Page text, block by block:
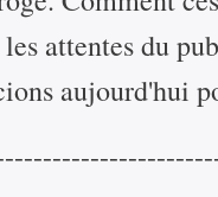
attentes du
aujourd'hui